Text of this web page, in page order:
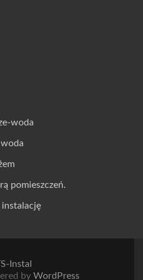
woda
pomieszczeń.
Instal
by WordPress